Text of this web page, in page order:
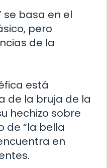
se basa en el
pero
de la
está
de la bruja de la
hechizo sobre
de “la bella
en